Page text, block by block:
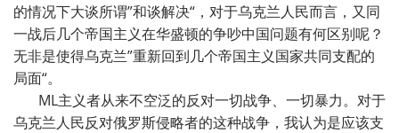
的情况下大谈所谓”和谈解决“，对于乌克兰人民而言，又同
一战后几个帝国主义在华盛顿的争吵中国问题有何区别呢？
无非是使得乌克兰”重新回到几个帝国主义国家共同支配的
局面“。
ML主义者从来不空泛的反对一切战争、一切暴力。对于
乌克兰人民反对俄罗斯侵略者的这种战争，我认为是应该支